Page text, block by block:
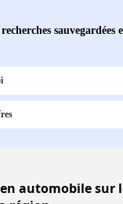
automobile sur